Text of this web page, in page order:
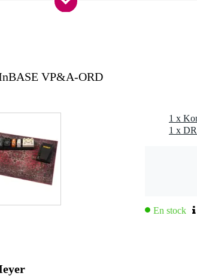
à 135 mm de large
anti-rayures en feutre
VP&A-ORD
En stock